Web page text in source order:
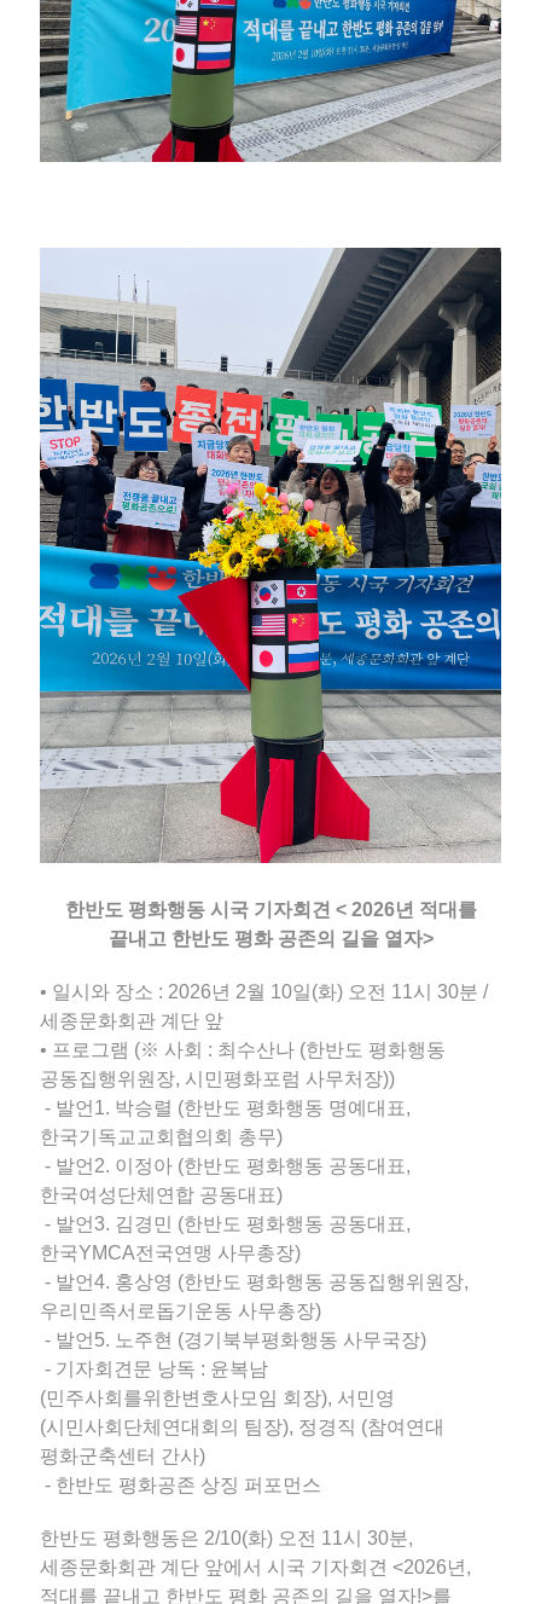
한반도 평화행동 시국 기자회견 < 2026년 적대를
끝내고 한반도 평화 공존의 길을 열자>
• 일시와 장소 : 2026년 2월 10일(화) 오전 11시 30분 /
세종문화회관 계단 앞
• 프로그램 (※ 사회 : 최수산나 (한반도 평화행동
공동집행위원장, 시민평화포럼 사무처장))
- 발언1. 박승렬 (한반도 평화행동 명예대표,
한국기독교교회협의회 총무)
- 발언2. 이정아 (한반도 평화행동 공동대표,
한국여성단체연합 공동대표)
- 발언3. 김경민 (한반도 평화행동 공동대표,
한국YMCA전국연맹 사무총장)
- 발언4. 홍상영 (한반도 평화행동 공동집행위원장,
우리민족서로돕기운동 사무총장)
- 발언5. 노주현 (경기북부평화행동 사무국장)
- 기자회견문 낭독 : 윤복남
(민주사회를위한변호사모임 회장), 서민영
(시민사회단체연대회의 팀장), 정경직 (참여연대
평화군축센터 간사)
- 한반도 평화공존 상징 퍼포먼스
한반도 평화행동은 2/10(화) 오전 11시 30분,
세종문화회관 계단 앞에서 시국 기자회견 <2026년,
적대를 끝내고 한반도 평화 공존의 길을 열자!>를